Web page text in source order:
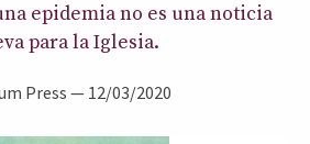
epidemia no es una noticia
para la Iglesia.
Press — 12/03/2020